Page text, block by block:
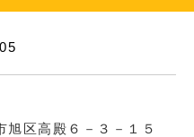
旭区高殿６－３－１５